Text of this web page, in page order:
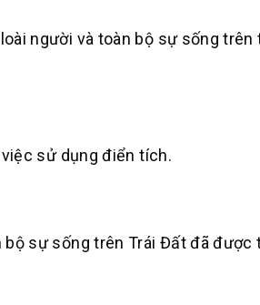
người và toàn bộ sự sống trên
sử dụng điển tích.
sự sống trên Trái Đất đã được